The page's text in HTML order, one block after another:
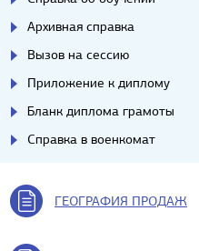
Архивная справка
Вызов на сессию
Приложение к диплому
Бланк диплома грамоты
Справка в военкомат
ГЕОГРАФИЯ ПРОДАЖ